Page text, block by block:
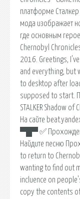
платформе
мода изображает
где основным
Chernobyl
2016. Greetings,
and everything, but
to desktop after
supposed to start.
STALKER Shadow
На сайте
▀█▀ ✅
Найдите песню
to return to
wanting to find out
incluence on
copy the contents